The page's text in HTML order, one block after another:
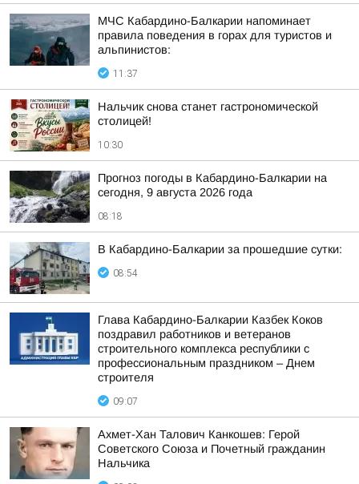
МЧС Кабардино-Балкарии напоминает
правила поведения в горах для туристов и
альпинистов:
11:37
Нальчик снова станет гастрономической
столицей!
10:30
Прогноз погоды в Кабардино-Балкарии на
сегодня, 9 августа 2026 года
08:18
В Кабардино-Балкарии за прошедшие сутки:
08:54
Глава Кабардино-Балкарии Казбек Коков
поздравил работников и ветеранов
строительного комплекса республики с
профессиональным праздником – Днем
строителя
09:07
Ахмет-Хан Талович Канкошев: Герой
Советского Союза и Почетный гражданин
Нальчика